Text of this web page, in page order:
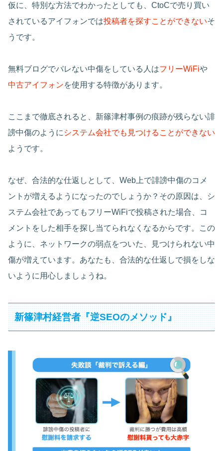
仮に、特別な方法でわかったとしても、CtoCで売り買い
されているアイフォンでは投稿者を探すことができないそ
うです。
無料ブログでバレない中傷をしている人はフリーWiFiや
中古アイフォンを使用する特徴があります。
ここまで徹底されると、新篠津村事例の痕跡が残らない誹
謗中傷のように システム会社でも見つけることができない
ようです。
なぜ、合法的な仕返しとして、Web上で誹謗中傷のコメ
ントが増えるようになったのでしょうか？その原因は、シ
ステム会社であってもフリーWiFiで投稿された場合、コ
メントをした相手を探し当てられなくなるからです。この
ように、ネットワークの弱点をついた、見つけられない中
傷が増えています。あなたも、合法的な仕返しで損をしな
いように用心しましょうね。
新篠津村経営者『逆SEOのメソッド』